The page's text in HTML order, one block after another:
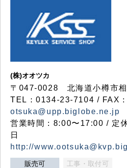
(株)オオツカ
〒047-0028 北海道小樽市
TEL：0134-23-7104 / FAX
otsuka@upp.biglobe.ne.jp
営業時間：8:00〜17:00 / 定
日
http://
販売可 工事・取付可